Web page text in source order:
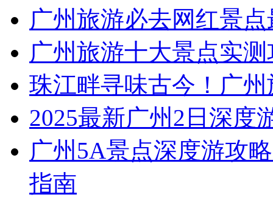
广州旅游必去网红景
广州旅游十大景点实
珠江畔寻味古今！广
2025最新广州2日深度
广州5A景点深度游攻
指南